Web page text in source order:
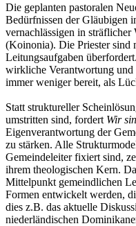
Die geplanten pastoralen
Bedürfnissen der Gläubigen
vernachlässigen in
(Koinonia). Die Priester sind
Leitungsaufgaben
wirkliche Verantwortung
immer weniger bereit, als
Statt struktureller
umstritten sind, fordert Wir
Eigenverantwortung der
zu stärken. Alle
Gemeindeleiter fixiert sind,
ihrem theologischen Kern.
Mittelpunkt gemeindlichen
Formen entwickelt werden,
dies z.B. das aktuelle
niederländischen